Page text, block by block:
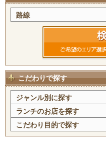
路線
こだわりで探す
ジャンル別に探す
ランチのお店を探す
こだわり目的で探す